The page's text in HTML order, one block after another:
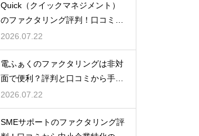
Quick（クイックマネジメント）
のファクタリング評判！口コミで
の評価
2026.07.22
電ふぁくのファクタリングは非対
面で便利？評判と口コミから手軽
さを検証
2026.07.22
SMEサポートのファクタリング評